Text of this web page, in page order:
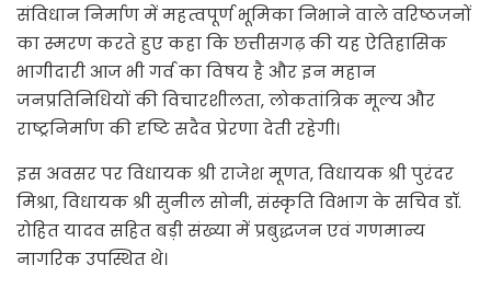
संविधान निर्माण में महत्वपूर्ण भूमिका निभाने वाले वरिष्ठजनों
का स्मरण करते हुए कहा कि छत्तीसगढ़ की यह ऐतिहासिक
भागीदारी आज भी गर्व का विषय है और इन महान
जनप्रतिनिधियों की विचारशीलता, लोकतांत्रिक मूल्य और
राष्ट्रनिर्माण की दृष्टि सदैव प्रेरणा देती रहेगी।
इस अवसर पर विधायक श्री राजेश मूणत, विधायक श्री पुरंदर
मिश्रा, विधायक श्री सुनील सोनी, संस्कृति विभाग के सचिव डॉ.
रोहित यादव सहित बड़ी संख्या में प्रबुद्धजन एवं गणमान्य
नागरिक उपस्थित थे।